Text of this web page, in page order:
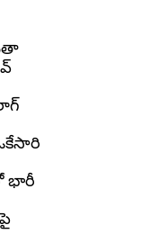
భారీ